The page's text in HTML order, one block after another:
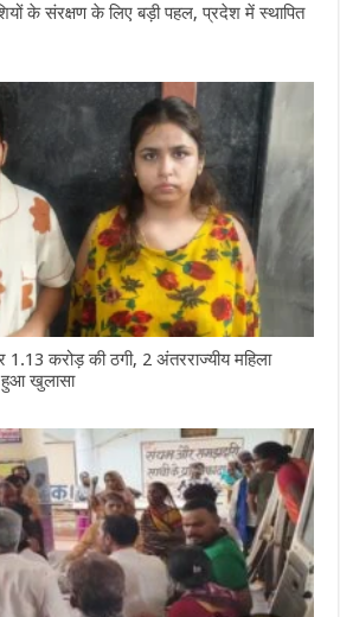
के संरक्षण के लिए बड़ी पहल, प्रदेश में स्थापित
करोड़ की ठगी, 2 अंतरराज्यीय महिला
हुआ खुलासा